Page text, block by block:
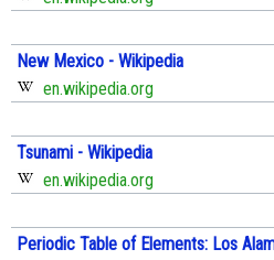
New Mexico - Wikipedia
en.wikipedia.org
Tsunami - Wikipedia
en.wikipedia.org
Periodic Table of Elements: Los